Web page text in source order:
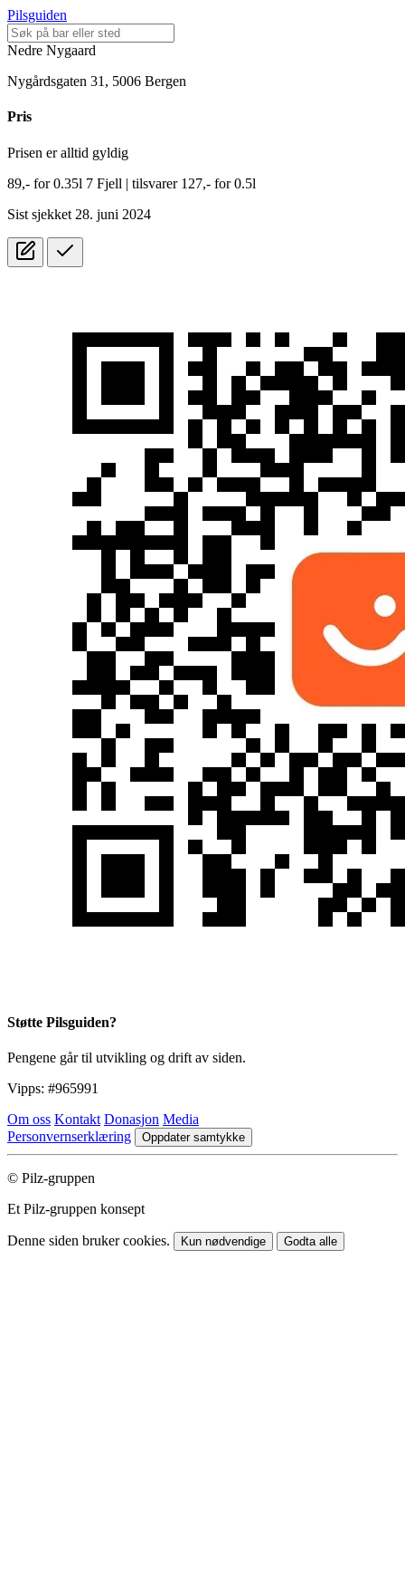
Pilsguiden
Nedre Nygaard
Nygårdsgaten 31, 5006 Bergen
Pris
Prisen er alltid gyldig
89,- for0.35l 7 Fjell | tilsvarer 127,- for 0.5l
Sist sjekket 28. juni 2024
Støtte Pilsguiden?
Pengene går til utvikling og drift av siden.
Vipps: #965991
Om oss Kontakt Donasjon Media
Personvernserklæring
Oppdater samtykke
© Pilz-gruppen
Et Pilz-gruppen konsept
Denne siden bruker cookies. Kun nødvendige Godta alle